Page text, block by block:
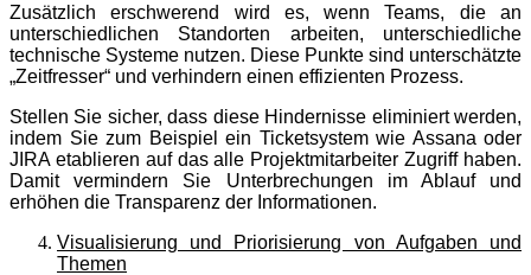
Zusätzlich erschwerend wird es, wenn Teams, die an
unterschiedlichen Standorten arbeiten, unterschiedliche
technische Systeme nutzen. Diese Punkte sind unterschätzte
„Zeitfresser“ und verhindern einen effizienten Prozess.
Stellen Sie sicher, dass diese Hindernisse eliminiert werden,
indem Sie zum Beispiel ein Ticketsystem wie Assana oder
JIRA etablieren auf das alle Projektmitarbeiter Zugriff haben.
Damit vermindern Sie Unterbrechungen im Ablauf und
erhöhen die Transparenz der Informationen.
Visualisierung und Priorisierung von Aufgaben und
Themen